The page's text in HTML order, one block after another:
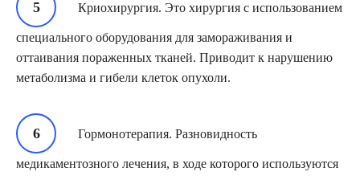
Криохирургия. Это хирургия с использованием
специального оборудования для замораживания и
оттаивания пораженных тканей. Приводит к нарушению
метаболизма и гибели клеток опухоли.
Гормонотерапия. Разновидность
медикаментозного лечения, в ходе которого используются